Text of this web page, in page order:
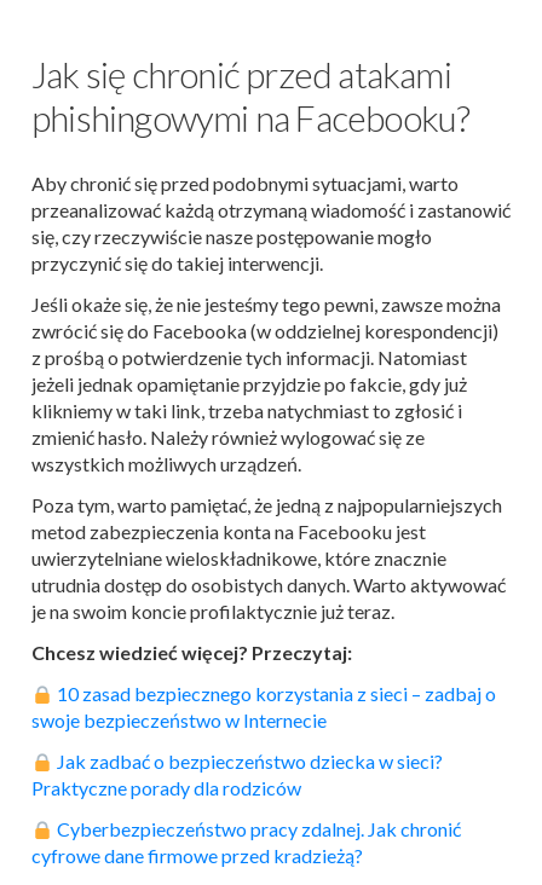
Jak się chronić przed atakami
phishingowymi na Facebooku?
Aby chronić się przed podobnymi sytuacjami, warto
przeanalizować każdą otrzymaną wiadomość i zastanowić
się, czy rzeczywiście nasze postępowanie mogło
przyczynić się do takiej interwencji.
Jeśli okaże się, że nie jesteśmy tego pewni, zawsze można
zwrócić się do Facebooka (w oddzielnej korespondencji)
z prośbą o potwierdzenie tych informacji. Natomiast
jeżeli jednak opamiętanie przyjdzie po fakcie, gdy już
klikniemy w taki link, trzeba natychmiast to zgłosić i
zmienić hasło. Należy również wylogować się ze
wszystkich możliwych urządzeń.
Poza tym, warto pamiętać, że jedną z najpopularniejszych
metod zabezpieczenia konta na Facebooku jest
uwierzytelniane wieloskładnikowe, które znacznie
utrudnia dostęp do osobistych danych. Warto aktywować
je na swoim koncie profilaktycznie już teraz.
Chcesz wiedzieć więcej? Przeczytaj:
10 zasad bezpiecznego korzystania z sieci – zadbaj o
swoje bezpieczeństwo w Internecie
Jak zadbać o bezpieczeństwo dziecka w sieci?
Praktyczne porady dla rodziców
︎Cyberbezpieczeństwo pracy zdalnej. Jak chronić
cyfrowe dane firmowe przed kradzieżą?